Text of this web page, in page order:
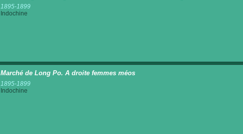
1895-1899
Indochine
Marché de Long Po. A droite femmes méos
1895-1899
Indochine